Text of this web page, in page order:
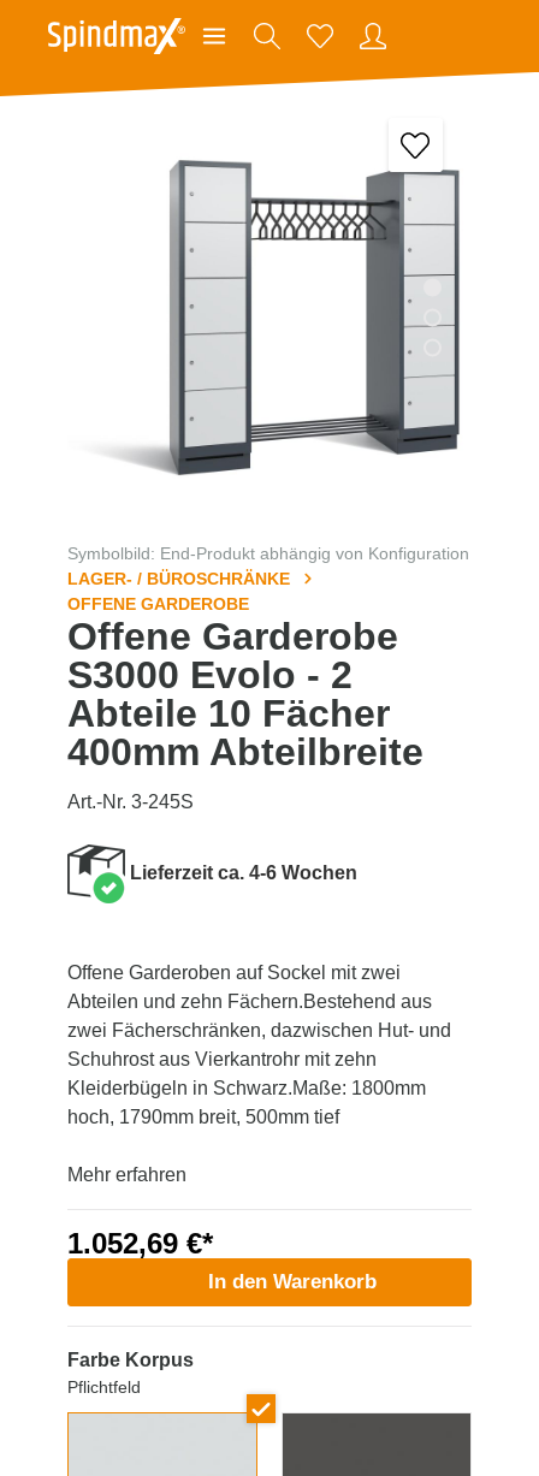
Symbolbild: End-Produkt abhängig von Konfiguration
LAGER- / BÜROSCHRÄNKE
OFFENE GARDEROBE
Offene Garderobe
S3000 Evolo - 2
Abteile 10 Fächer
400mm Abteilbreite
Art.-Nr. 3-245S
Lieferzeit ca. 4-6 Wochen
Offene Garderoben auf Sockel mit zwei
Abteilen und zehn Fächern.Bestehend aus
zwei Fächerschränken, dazwischen Hut- und
Schuhrost aus Vierkantrohr mit zehn
Kleiderbügeln in Schwarz.Maße: 1800mm
hoch, 1790mm breit, 500mm tief
Mehr erfahren
1.052,69 €*
In den Warenkorb
Farbe Korpus
Pflichtfeld